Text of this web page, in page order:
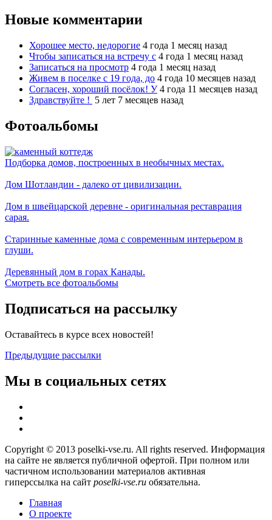
Новые комментарии
Хорошее место, недорогие 4 года 1 месяц назад
Чтобы записаться на встречу с 4 года 1 месяц назад
Записаться на просмотр 4 года 1 месяц назад
Живем в поселке с 19 года, до 4 года 10 месяцев назад
Согласен, хороший посёлок! У 4 года 11 месяцев назад
Здравствуйте ! 5 лет 7 месяцев назад
Фотоальбомы
Подборка домов, построенных в необычных местах.
Дом Шотландии - далеко от цивилизации.
Дом в швейцарской деревне - оригинальная реставрация
сарая.
Старинные каменные дома с современным интерьером в
глуши.
Деревянный дом в горах Канады.
Смотреть все фотоальбомы
Подписаться на рассылку
Оставайтесь в курсе всех новостей!
Предыдущие рассылки
Мы в социальных сетях
Copyright © 2013 poselki-vse.ru. All rights reserved. Информация
на сайте не является публичной офертой. При полном или
частичном использовании материалов активная
гиперссылка на сайт poselki-vse.ru​ обязательна.
Главная
О проекте